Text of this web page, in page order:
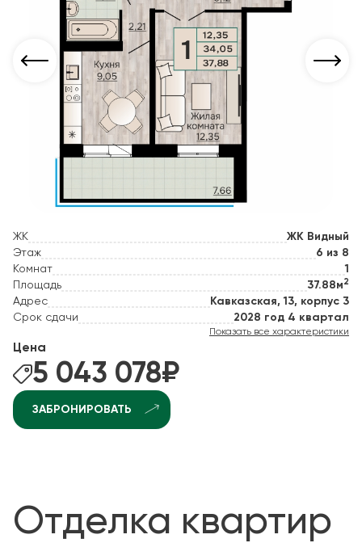
ЖК
ЖК Видный
Этаж
6 из 8
Комнат
1
Площадь
37.88м 2
Адрес
Кавказская, 13, корпус 3
Срок сдачи
2028 год 4 квартал
Показать все характеристики
Цена
5 043 078₽
ЗАБРОНИРОВАТЬ
Отделка квартир